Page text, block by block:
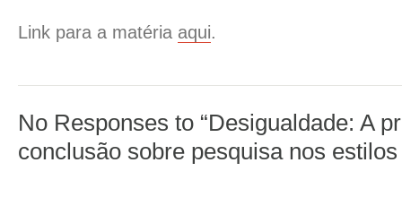
Link para a matéria aqui.
No Responses to “Desigualdade: A
conclusão sobre pesquisa nos